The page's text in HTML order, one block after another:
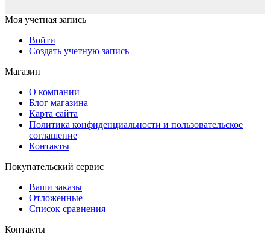
Моя учетная запись
Войти
Создать учетную запись
Магазин
О компании
Блог магазина
Карта сайта
Политика конфиденциальности и пользовательское
соглашение
Контакты
Покупательский сервис
Ваши заказы
Отложенные
Список сравнения
Контакты